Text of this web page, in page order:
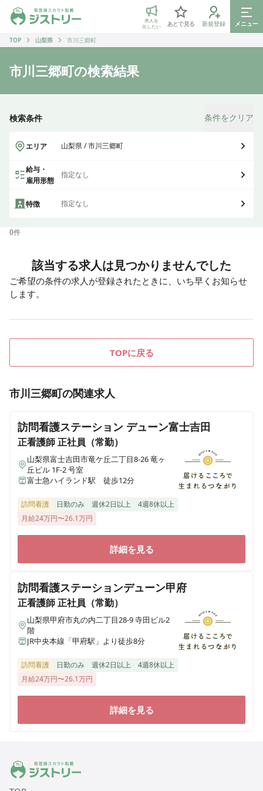
ジストリー 看護師の転職マッチング
求人を
出したい
あとで見る 新規登録
メニュー
TOP
山梨県 市川三郷町
市川三郷町の検索結果
検索条件 条件をクリア
エリア 山梨県 / 市川三郷町
給与・
雇用形態
指定なし
特徴 指定なし
0件
該当する求人は見つかりませんでした
ご希望の条件の求人が登録されたときに、いち早くお知らせ
します。
TOPに戻る
市川三郷町の関連求人
訪問看護ステーション デューン富士吉田
正看護師正社員（常勤）
山梨県富士吉田市竜ケ丘二丁目8-26 竜ヶ
丘ビル 1F-2 号室
富士急ハイランド駅 徒歩12分
訪問看護 日勤のみ 週休2日以上
4週8休以上
月給24万円〜26.1万円
詳細を見る
訪問看護ステーションデューン甲府
正看護師正社員（常勤）
山梨県甲府市丸の内二丁目28-9 寺田ビル2
階
JR中央本線「甲府駅」より徒歩8分
訪問看護 日勤のみ 週休2日以上
4週8休以上
月給24万円〜26.1万円
詳細を見る
ジストリー 看護師の転職マッチング